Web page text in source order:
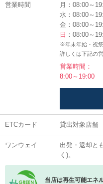
営業時間 月：08:00～
水：08:00～
金：08:00～
日 ：08:00～
※年末年始・祝祭
詳しくは下記の
営業時間：
8:00～19:00
ETCカード 貸出対象店舗
ワンウェイ
出発・返却と
く)。
当店は再生可能エネ